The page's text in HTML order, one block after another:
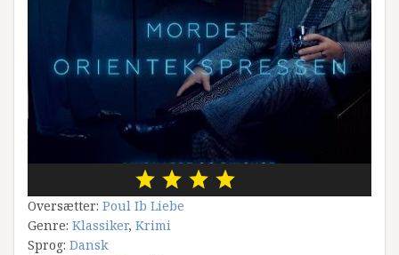
Oversætter: Poul Ib Liebe
Genre: Klassiker, Krimi
Sprog: Dansk